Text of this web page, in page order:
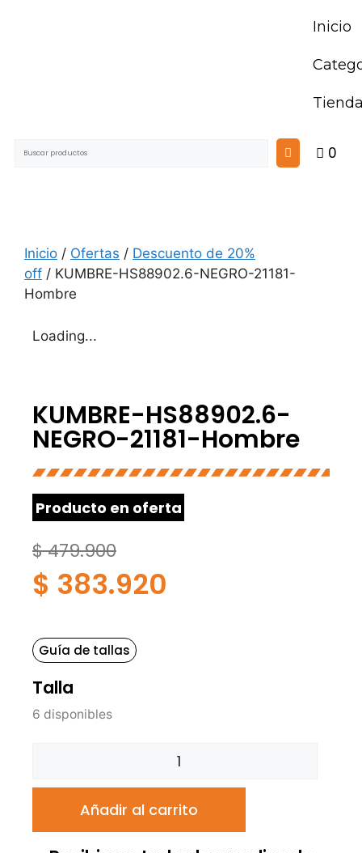
Inicio
0
Inicio / Ofertas / Descuento de 20%
off / KUMBRE-HS88902.6-NEGRO-21181-
Hombre
Loading...
KUMBRE-HS88902.6-
NEGRO-21181-Hombre
Producto en oferta
$479.900
$ 383.920
Guía de tallas
Talla
6 disponibles
Añadir al carrito